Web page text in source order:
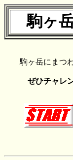
駒ヶ
駒ヶ岳にまつわ
ぜひチャレン